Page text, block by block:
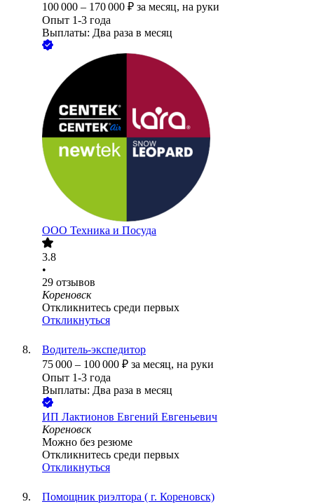
100 000 – 170 000 ₽ за месяц, на руки
Опыт 1-3 года
Выплаты: Два раза в месяц
ООО Техника и Посуда
3.8
•
29 отзывов
Кореновск
Откликнитесь среди первых
Откликнуться
Водитель-экспедитор
75 000 – 100 000 ₽ за месяц, на руки
Опыт 1-3 года
Выплаты: Два раза в месяц
ИП Лактионов Евгений Евгеньевич
Кореновск
Можно без резюме
Откликнитесь среди первых
Откликнуться
Помощник риэлтора ( г. Кореновск)